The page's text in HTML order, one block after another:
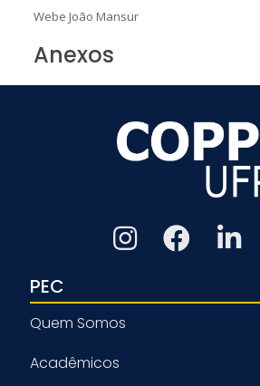
Webe João Mansur
Anexos
PEC
Quem Somos
Acadêmicos